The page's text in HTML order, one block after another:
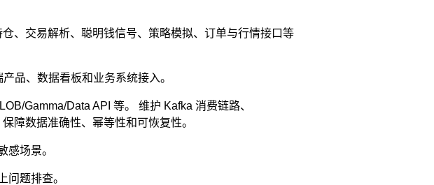
、交易解析、聪明钱信号、策略模拟、订单与行情接口等
品、数据看板和业务系统接入。
Gamma/Data API 等。 维护 Kafka 消费链路、
障数据准确性、幂等性和可恢复性。
感场景。
问题排查。